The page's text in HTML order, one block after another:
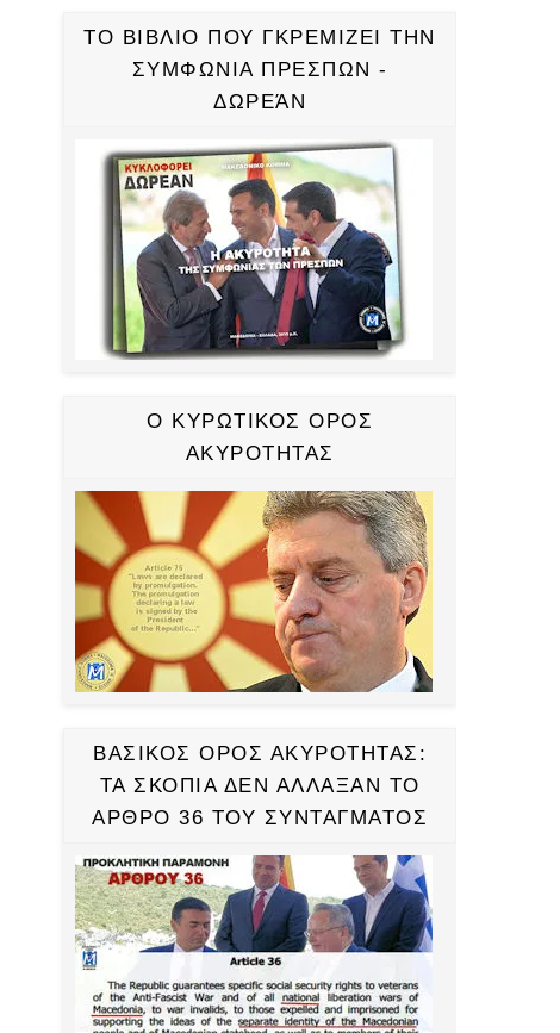
ΤΟ ΒΙΒΛΙΟ ΠΟΥ ΓΚΡΕΜΙΖΕΙ ΤΗΝ
ΣΥΜΦΩΝΙΑ ΠΡΕΣΠΩΝ -
ΔΩΡΕΆΝ
Ο ΚΥΡΩΤΙΚΟΣ ΟΡΟΣ
ΑΚΥΡΟΤΗΤΑΣ
ΒΑΣΙΚΟΣ ΟΡΟΣ ΑΚΥΡΟΤΗΤΑΣ:
ΤΑ ΣΚΟΠΙΑ ΔΕΝ ΑΛΛΑΞΑΝ ΤΟ
ΑΡΘΡΟ 36 ΤΟΥ ΣΥΝΤΑΓΜΑΤΟΣ